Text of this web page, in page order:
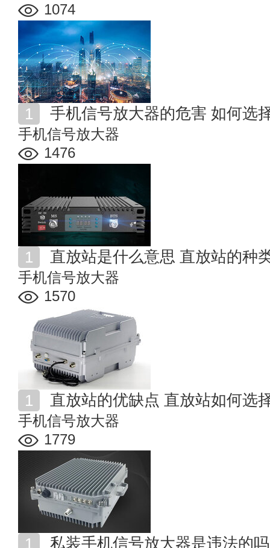
1074
手机信号放大器的危害 如何选
手机信号放大器
1476
直放站是什么意思 直放站的种
手机信号放大器
1570
直放站的优缺点 直放站如何选
手机信号放大器
1779